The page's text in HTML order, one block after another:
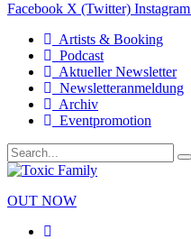
Facebook X (Twitter) Instagram
Artists & Booking
Podcast
Aktueller Newsletter
Newsletteranmeldung
Archiv
Eventpromotion
OUT NOW